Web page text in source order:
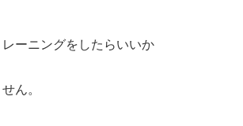
ーニングをしたらいいか
ん。